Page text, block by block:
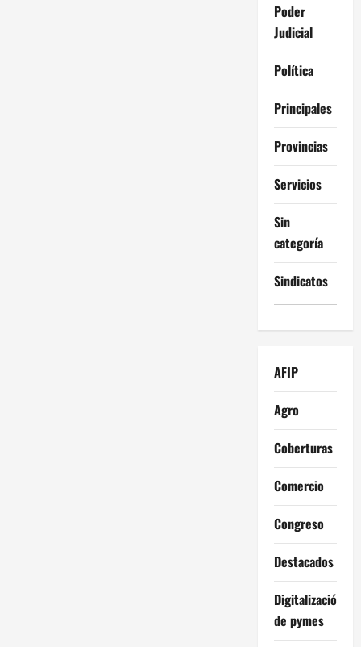
Poder
Judicial
Política
Principales
Provincias
Servicios
Sin
categoría
Sindicatos
AFIP
Agro
Coberturas
Comercio
Congreso
Destacados
Digitalización
de pymes